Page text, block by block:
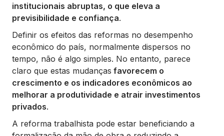
institucionais abruptas, o que eleva a
previsibilidade e confiança.
Definir os efeitos das reformas no desempenho
econômico do país, normalmente dispersos no
tempo, não é algo simples. No entanto, parece
claro que estas mudanças favorecem o
crescimento e os indicadores econômicos ao
melhorar a produtividade e atrair investimentos
privados.
A reforma trabalhista pode estar beneficiando a